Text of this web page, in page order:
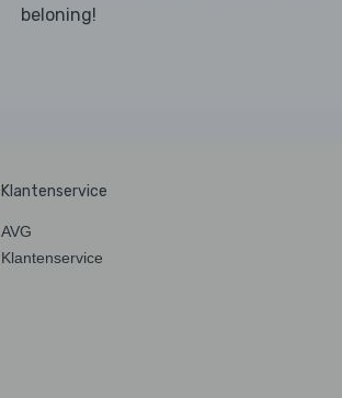
beloning!
Klantenservice
AVG
Klantenservice